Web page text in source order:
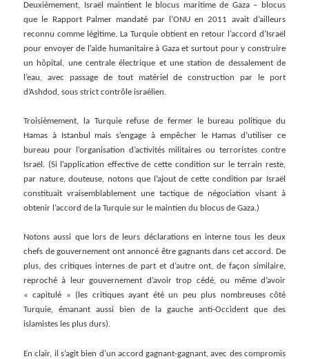
Deuxièmement, Israël maintient le blocus maritime de Gaza – blocus
que le Rapport Palmer mandaté par l’ONU en 2011 avait d’ailleurs
reconnu comme légitime. La Turquie obtient en retour l’accord d’Israël
pour envoyer de l’aide humanitaire à Gaza et surtout pour y construire
un hôpital, une centrale électrique et une station de dessalement de
l’eau, avec passage de tout matériel de construction par le port
d’Ashdod, sous strict contrôle israélien.
Troisièmement, la Turquie refuse de fermer le bureau politique du
Hamas à Istanbul mais s’engage à empêcher le Hamas d’utiliser ce
bureau pour l’organisation d’activités militaires ou terroristes contre
Israël. (Si l’application effective de cette condition sur le terrain reste,
par nature, douteuse, notons que l’ajout de cette condition par Israël
constituait vraisemblablement une tactique de négociation visant à
obtenir l’accord de la Turquie sur le maintien du blocus de Gaza.)
Notons aussi que lors de leurs déclarations en interne tous les deux
chefs de gouvernement ont annoncé être gagnants dans cet accord. De
plus, des critiques internes de part et d’autre ont, de façon similaire,
reproché à leur gouvernement d’avoir trop cédé, ou même d’avoir
« capitulé » (les critiques ayant été un peu plus nombreuses côté
Turquie, émanant aussi bien de la gauche anti-Occident que des
islamistes les plus durs).
En clair, il s’agit bien d’un accord gagnant-gagnant, avec des compromis